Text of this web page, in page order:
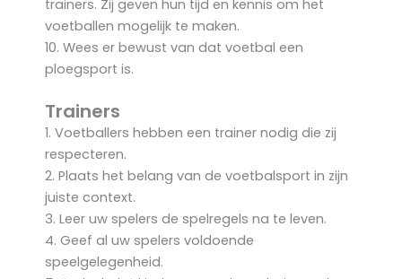
trainers. Zij geven hun tijd en kennis om het
voetballen mogelijk te maken.
10. Wees er bewust van dat voetbal een
ploegsport is.
Trainers
1. Voetballers hebben een trainer nodig die zij
respecteren.
2. Plaats het belang van de voetbalsport in zijn
juiste context.
3. Leer uw spelers de spelregels na te leven.
4. Geef al uw spelers voldoende
speelgelegenheid.